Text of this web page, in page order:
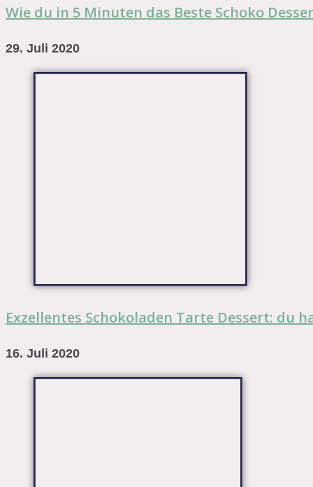
Wie du in 5 Minuten das Beste Schoko
29. Juli 2020
Exzellentes Schokoladen Tarte Dessert: du
16. Juli 2020